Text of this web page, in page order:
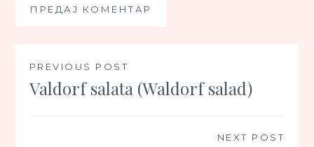
Кретање
чланка
PREVIOUS POST
Valdorf salata (Waldorf salad)
NEXT POST